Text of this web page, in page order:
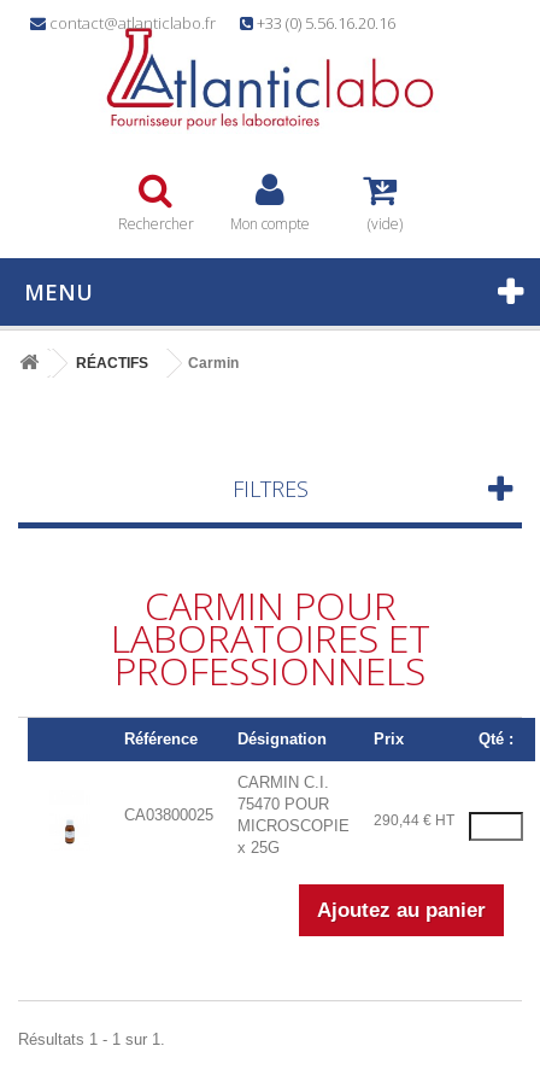
contact@atlanticlabo.fr +33 (0) 5.56.16.20.16
Rechercher Mon compte (vide)
MENU
RÉACTIFS Carmin
FILTRES
CARMIN POUR
LABORATOIRES ET
PROFESSIONNELS
Référence Désignation Prix Qté :
CA03800025
CARMIN C.I.
75470 POUR
MICROSCOPIE
x 25G
290,44 € HT
Résultats 1 - 1 sur 1.